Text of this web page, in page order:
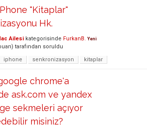
"Kitaplar"
Hk.
Ailesi kategorisinde FurkanB. Yeni
tarafından soruldu
iphone senkronizasyon kitaplar
chrome'a
ask.com ve yandex
sekmeleri açıyor
misiniz?